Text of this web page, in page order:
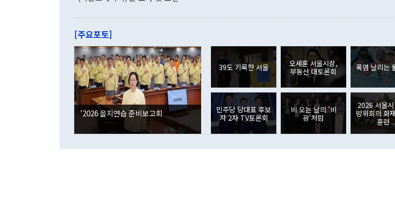
관은 업무보고 사후 브리핑에서 정 장관이 언급한 '4자 회담'에 대
이 9월 러시아 블라디보스토크에서 열리는 '동방경제포럼(EEF)'을
며 "정부 차원에서 (참석을) 검토하고 있다"고 발언한 데 대해서도
은 "그것은 외교부의 몫"이라며 "아직 거기까지 진도가 나가지 않
잘랐다. 정 장관이 이날 소개한 대북 구상과 설명은 정부 내 조율을
않았다는 점에서 문제가 있다. 특히 주적 표현 대체와 국호 사용,
사합의 복원, 4자회담 추진 등은 통일부 장관이 결정할 사안이 아니
권이라는 지적이 나오고 있다. 이 대통령은 정 장관의 업무보고를 듣
뒤 "여기 업무보고에 발표했다고 승인난 건 아니다"라고 재차 확인
부의 한 소식통은 "정 장관의 발언 내용은 대부분 국가안전보장회
를 거쳐 결정된 사안이 아닌 정 장관의 개인적 생각에 가깝다"며 "
련 부처 장관이 정부의 공식 정책이 아닌 사안을 추진하겠다고 업무
하고 대통령의 면전에서 '국군통수권자가 나서야 한다'고 주장한 것
는 배당수입이 늘어난 데다 전월 분기배당에 따른 기저효과로 배당
였던 올해 3월(369억9000만달러)을 넘어선 것이다. 직접투자에서
인의 해외투자가 80억1000만달러, 외국인의 국내투자가 46억
각각 증가했다. 증권투자에서는 외국인의 국내 주식 매도세가 이어
국인의 국내 주식 투자는 차익실현 매도 등의 영향으로 316억1000
감소하며 전월(-310억5000만달러)에 이어 역대 최대 순매도 기록
경신했다. 외국인의 국내 채권투자는 세계국채지수(WGBI) 자금 유
분기 말 만기도래 영향으로 증가 폭이 줄어든 52억9000만달러를
다. 내국인의 해외 증권투자는 주식을 중심으로 35억6000만달러
다. eoyn2@newspim.com
[주요포토]
'2026 을지연습 준비보고회
39도 기록한 서울
오세훈 서울시장,
부동산 대토론회
폭염 날리는
민주당 당대표 후보
자 2차 TV토론회
비 오는 날의 '비
광'처럼
2026 서울
방위회의 화
훈련